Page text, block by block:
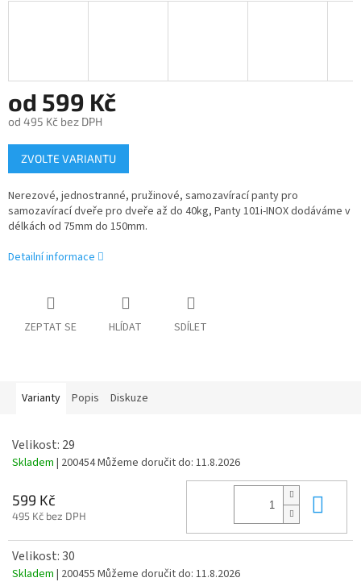
od 599 Kč
od 495 Kč bez DPH
Měrná
cena:
ZVOLTE VARIANTU
Nerezové, jednostranné, pružinové, samozavírací panty pro
samozavírací dveře pro dveře až do 40kg, Panty 101i-INOX dodáváme v
délkách od 75mm do 150mm.
Detailní informace
ZEPTAT SE HLÍDAT SDÍLET
Varianty Popis Diskuze
Velikost: 29
Skladem | 200454Můžeme doručit do: 11.8.2026
599 Kč
495 Kč bez DPH
Velikost: 30
Skladem | 200455 Můžeme doručit do: 11.8.2026